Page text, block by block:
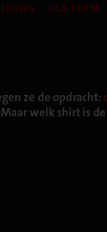
FCA TEAM
ze de opdracht:
welk shirt is